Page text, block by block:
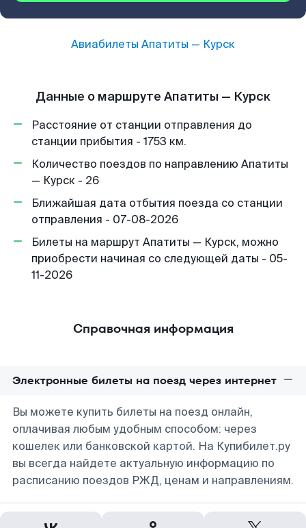
Авиабилеты Апатиты — Курск
Данные о маршруте Апатиты — Курск
Расстояние от станции отправления до
станции прибытия - 1753 км.
Количество поездов по направлению Апатиты
— Курск - 26
Ближайшая дата отбытия поезда со станции
отправления - 07-08-2026
Билеты на маршрут Апатиты — Курск, можно
приобрести начиная со следующей даты - 05-
11-2026
Справочная информация
Электронные билеты на поезд через интернет
Вы можете купить билеты на поезд онлайн,
оплачивая любым удобным способом: через
кошелек или банковской картой. На Купибилет.ру
вы всегда найдете актуальную информацию по
расписанию поездов РЖД, ценам и направлениям.